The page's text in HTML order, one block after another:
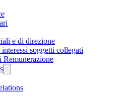
e di direzione
soggetti collegati
Remunerazione